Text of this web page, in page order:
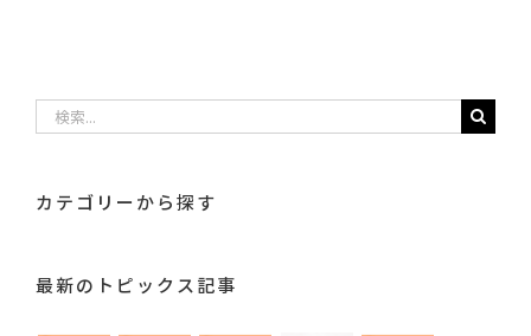
カテゴリーから探す
最新のトピックス記事